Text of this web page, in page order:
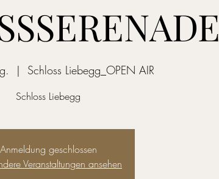
  |
Schloss Liebegg_OPEN AIR
Schloss Liebegg
Anmeldung geschlossen
Veranstaltungen ansehen